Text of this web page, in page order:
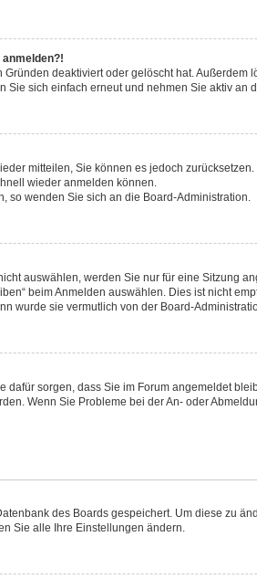
deaktiviert oder gelöscht hat.
sich einfach erneut und nehmen Sie aktiv an
mitteilen, Sie können es jedoch
wieder anmelden können.
so wenden Sie sich an die Board-Administration.
auswählen, werden Sie nur für eine Sitzung
beim Anmelden auswählen. Dies ist nicht
wurde sie vermutlich von der Board-
dafür sorgen, dass Sie im Forum angemeldet
Wenn Sie Probleme bei der An- oder
des Boards gespeichert. Um diese zu
Sie alle Ihre Einstellungen ändern.